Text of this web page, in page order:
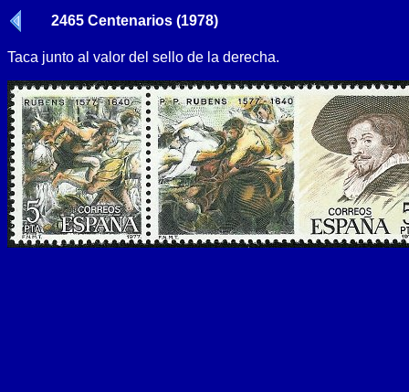
2465 Centenarios (1978)
Taca junto al valor del sello de la derecha.